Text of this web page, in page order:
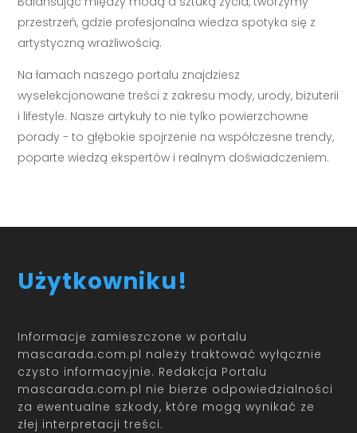
przestrzeń, gdzie profesjonalna wiedza spotyka się z
artystyczną wrażliwością.
Na łamach naszego portalu znajdziesz
wyselekcjonowane treści z zakresu mody, urody, biżuterii
i lifestyle. Nasze artykuły to nie tylko powierzchowne
porady - to głębokie spojrzenie na współczesne trendy,
poparte wiedzą ekspertów i realnym doświadczeniem.
Użytkowniku!
Informacje zamieszczone w portalu
mascarada.com.pl należy traktować wyłącznie
czysto informacyjnie. Redakcja Portalu
mascarada.com.pl nie bierze odpowiedzialności
za ewentualne szkody, które mogą wynikać ze
złej interpretacji treści.